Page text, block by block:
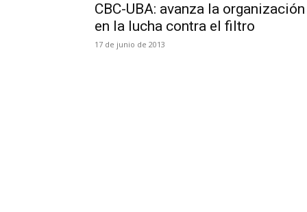
CBC-UBA: avanza la organización
en la lucha contra el filtro
17 de junio de 2013